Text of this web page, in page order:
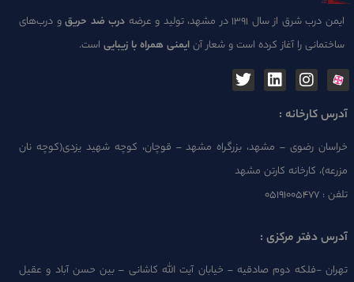
ایمن درب شرق از سال 1391 در مشهد، تولید و عرضه درب ضد حریقو درب‌های
ساختمانی را آغاز کرده است و شعار آنایمنی همراه با زیبایی است.
آدرس کارخانه :
خراسان رضوی – مشهد، بزرگراه مشهد – قوچان، کوچه شهید یزدی(کوچه نان
مزرعه)، کارخانه کارتن مشهد
تلفن : ۰۵۱۹۱۰۰۵۴۷۷
آدرس دفتر مرکزی :
تهران -فلکه دوم صادقیه – خیابان آیت الله کاشانی – بین حسن آباد و عقیل